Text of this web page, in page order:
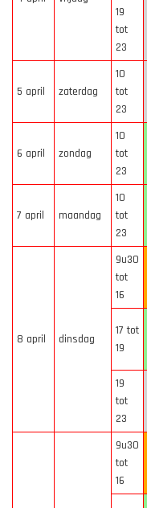
19
tot
23
5 april zaterdag
10
tot
23
6 april zondag
10
tot
23
7 april maandag
10
tot
23
8 april dinsdag
9u30
tot
16
17 tot
19
19
tot
23
9u30
tot
16